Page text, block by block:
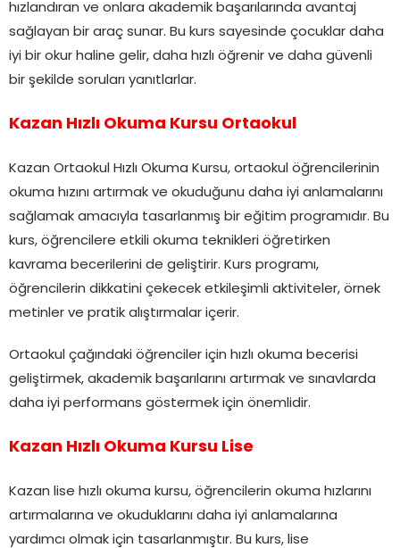
hızlandıran ve onlara akademik başarılarında avantaj
sağlayan bir araç sunar. Bu kurs sayesinde çocuklar daha
iyi bir okur haline gelir, daha hızlı öğrenir ve daha güvenli
bir şekilde soruları yanıtlarlar.
Kazan Hızlı Okuma Kursu Ortaokul
Kazan Ortaokul Hızlı Okuma Kursu, ortaokul öğrencilerinin
okuma hızını artırmak ve okuduğunu daha iyi anlamalarını
sağlamak amacıyla tasarlanmış bir eğitim programıdır. Bu
kurs, öğrencilere etkili okuma teknikleri öğretirken
kavrama becerilerini de geliştirir. Kurs programı,
öğrencilerin dikkatini çekecek etkileşimli aktiviteler, örnek
metinler ve pratik alıştırmalar içerir.
Ortaokul çağındaki öğrenciler için hızlı okuma becerisi
geliştirmek, akademik başarılarını artırmak ve sınavlarda
daha iyi performans göstermek için önemlidir.
Kazan Hızlı Okuma Kursu Lise
Kazan lise hızlı okuma kursu, öğrencilerin okuma hızlarını
artırmalarına ve okuduklarını daha iyi anlamalarına
yardımcı olmak için tasarlanmıştır. Bu kurs, lise